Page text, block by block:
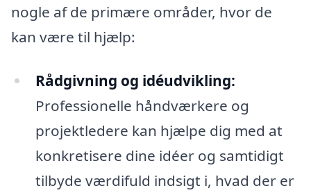
nogle af de primære områder, hvor de
kan være til hjælp:
Rådgivning og idéudvikling:
Professionelle håndværkere og
projektledere kan hjælpe dig med at
konkretisere dine idéer og samtidigt
tilbyde værdifuld indsigt i, hvad der er